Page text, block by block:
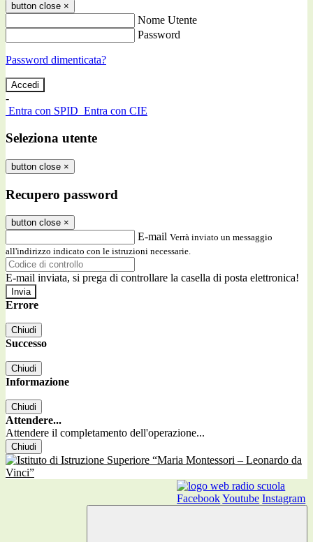
button close ×
Nome Utente
Password
Password dimenticata?
-
Entra con SPID Entra con CIE
Seleziona utente
button close ×
Recupero password
button close ×
E-mail Verrà inviato un messaggio
all'indirizzo indicato con le istruzioni necessarie.
E-mail inviata, si prega di controllare la casella di posta elettronica!
Errore
Chiudi
Successo
Chiudi
Informazione
Chiudi
Attendere...
Attendere il completamento dell'operazione...
Chiudi
FacebookYoutube Instagram